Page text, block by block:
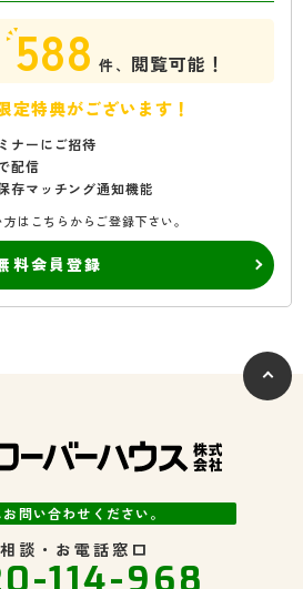
588 件、 閲覧可能！
定特典がございます！
ナーにご招待
配信
存マッチング通知機能
はこちらからご登録下さい。
料会員登録
問い合わせください。
談・お電話窓口